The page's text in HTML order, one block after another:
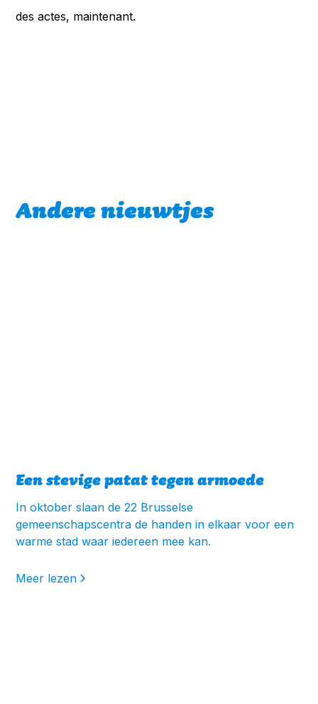
des actes, maintenant.
Andere nieuwtjes
Een stevige patat tegen armoede
In oktober slaan de 22 Brusselse
gemeenschapscentra de handen in elkaar voor een
warme stad waar iedereen mee kan.
Meer lezen